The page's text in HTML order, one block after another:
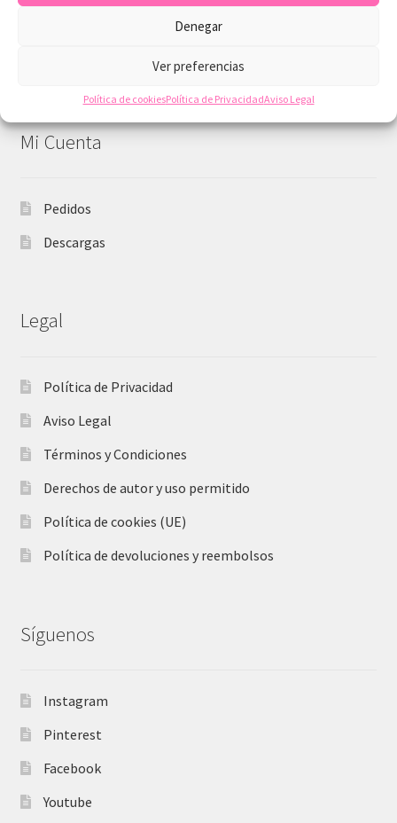
Denegar
Ver preferencias
Política de cookiesPolítica de PrivacidadAviso Legal
Blog sobre scrapbooking y recursos digitales
Ofertas y descuentos
Mi Cuenta
Pedidos
Descargas
Legal
Política de Privacidad
Aviso Legal
Términos y Condiciones
Derechos de autor y uso permitido
Política de cookies (UE)
Política de devoluciones y reembolsos
Síguenos
Instagram
Pinterest
Facebook
Youtube